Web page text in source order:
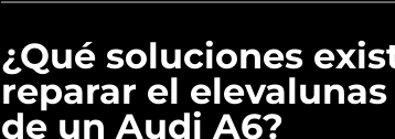
¿Qué soluciones
reparar el
de un Audi A6?